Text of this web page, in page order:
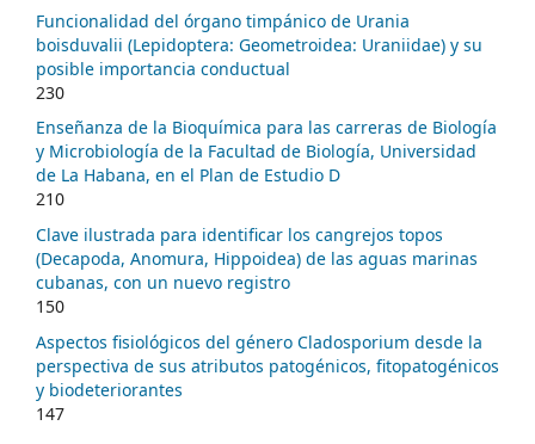
Funcionalidad del órgano timpánico de Urania
boisduvalii (Lepidoptera: Geometroidea: Uraniidae) y su
posible importancia conductual
230
Enseñanza de la Bioquímica para las carreras de Biología
y Microbiología de la Facultad de Biología, Universidad
de La Habana, en el Plan de Estudio D
210
Clave ilustrada para identificar los cangrejos topos
(Decapoda, Anomura, Hippoidea) de las aguas marinas
cubanas, con un nuevo registro
150
Aspectos fisiológicos del género Cladosporium desde la
perspectiva de sus atributos patogénicos, fitopatogénicos
y biodeteriorantes
147